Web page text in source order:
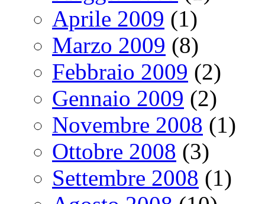
Aprile 2009 (1)
Marzo 2009 (8)
Febbraio 2009 (2)
Gennaio 2009 (2)
Novembre 2008 (1)
Ottobre 2008 (3)
Settembre 2008 (1)